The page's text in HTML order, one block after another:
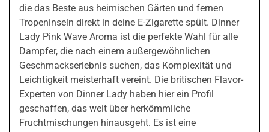
die das Beste aus heimischen Gärten und fernen
Tropeninseln direkt in deine E-Zigarette spült. Dinner
Lady Pink Wave Aroma ist die perfekte Wahl für alle
Dampfer, die nach einem außergewöhnlichen
Geschmackserlebnis suchen, das Komplexität und
Leichtigkeit meisterhaft vereint. Die britischen Flavor-
Experten von Dinner Lady haben hier ein Profil
geschaffen, das weit über herkömmliche
Fruchtmischungen hinausgeht. Es ist eine